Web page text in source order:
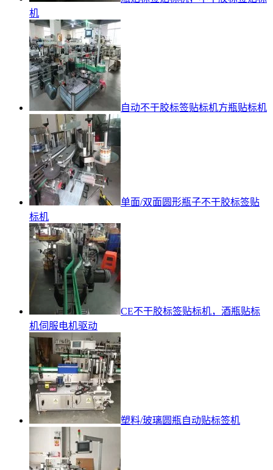
机
自动不干胶标签贴标机方瓶贴标机
单面/双面圆形瓶子不干胶标签贴
标机
CE不干胶标签贴标机，酒瓶贴标
机伺服电机驱动
塑料/玻璃圆瓶自动贴标签机